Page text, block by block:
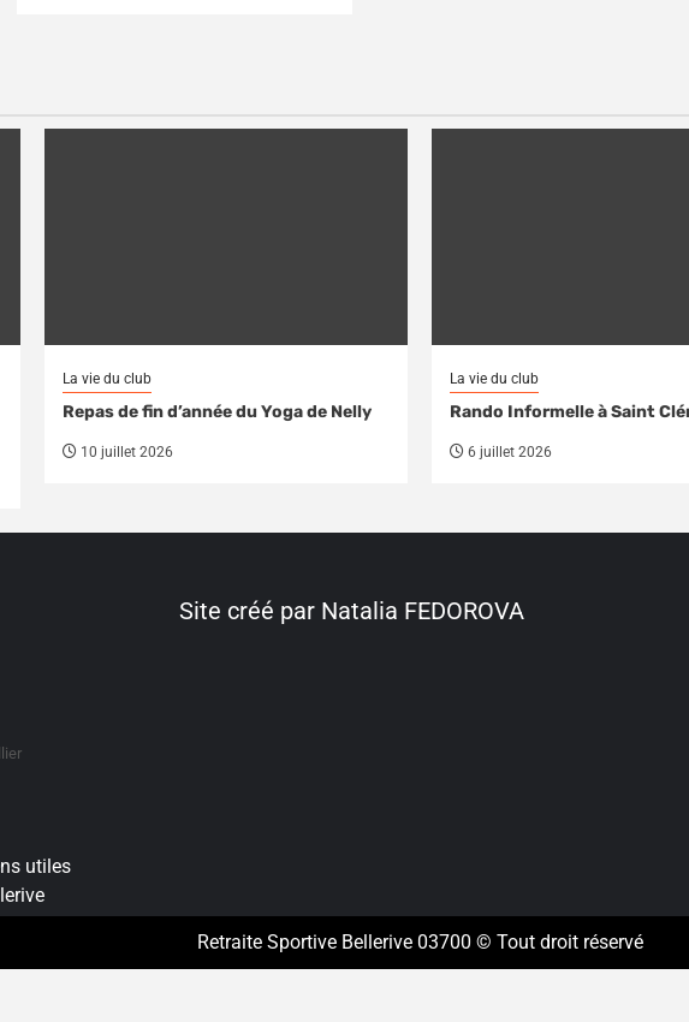
La vie du club
Repas de fin d’année du Yoga de Nelly
10 juillet 2026
La vie du club
Rando Informelle à Saint
6 juillet 2026
Site créé par Natalia FEDOROVA
utiles
Retraite Sportive Bellerive 03700 © Tout droit réservé